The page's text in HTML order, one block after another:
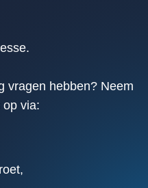
vragen hebben? Neem
via: